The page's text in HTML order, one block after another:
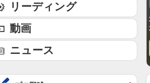
リーディング
動画
ニュース